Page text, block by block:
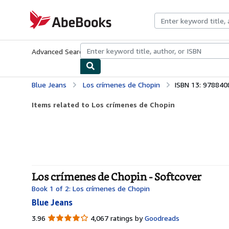
AbeBooks.com
Advanced Search Browse CollectionsRare BooksArt &
Blue Jeans Los crímenes de Chopin ISBN 13:
Items related to Los crímenes de Chopin
Los crímenes de Chopin - Softcover
Book 1 of 2: Los crímenes de Chopin
Blue Jeans
3.96 3.96
4,067 ratings by Goodreads